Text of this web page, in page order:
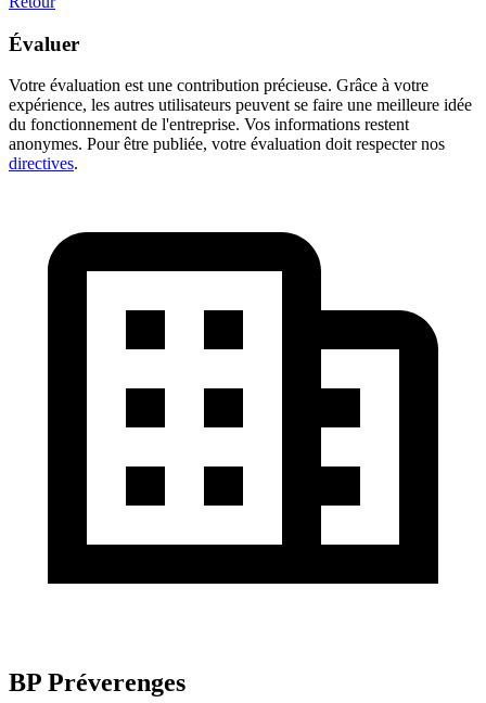
Évaluer
Votre évaluation est une contribution précieuse. Grâce à votre
expérience, les autres utilisateurs peuvent se faire une meilleure idée
du fonctionnement de l'entreprise. Vos informations restent
anonymes. Pour être publiée, votre évaluation doit respecter nos
directives.
BP Préverenges